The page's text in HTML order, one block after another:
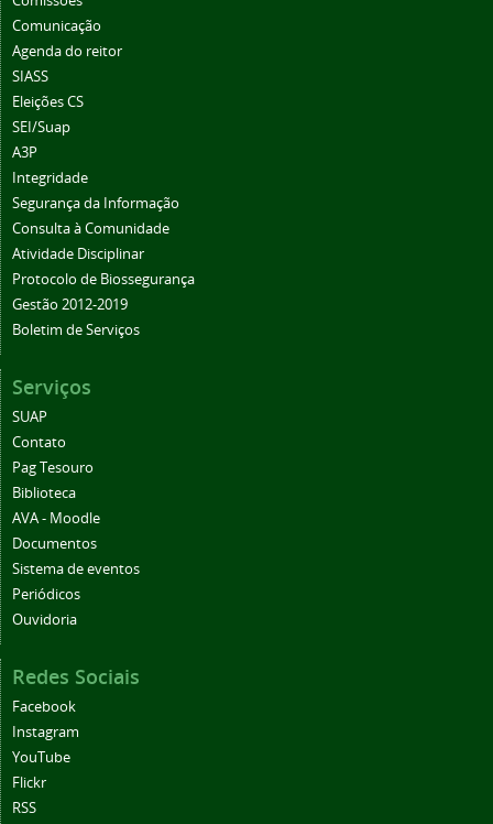
Comunicação
Agenda do reitor
SIASS
Eleições CS
SEI/Suap
A3P
Integridade
Segurança da Informação
Consulta à Comunidade
Atividade Disciplinar
Protocolo de Biossegurança
Gestão 2012-2019
Boletim de Serviços
Serviços
SUAP
Contato
Pag Tesouro
Biblioteca
AVA - Moodle
Documentos
Sistema de eventos
Periódicos
Ouvidoria
Redes Sociais
Facebook
Instagram
YouTube
Flickr
RSS